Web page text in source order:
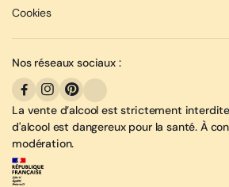
Cookies
Nos réseaux sociaux :
La vente d’alcool est strictement
d'alcool est dangereux pour la santé. À
modération.